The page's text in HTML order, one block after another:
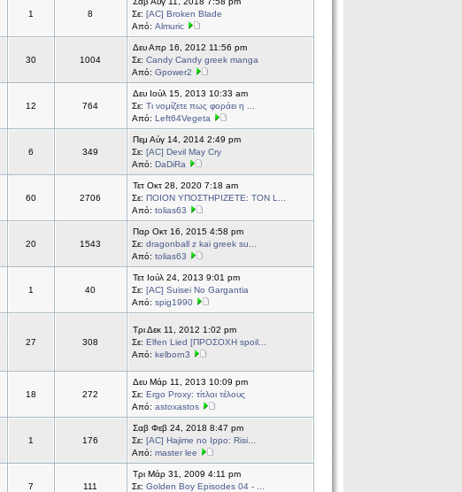
1 8
Σε: [AC] Broken Blade
Από: Almuric
30 1004
Δευ Απρ 16, 2012 11:56 pm
Σε: Candy Candy greek manga
Από: Gpower2
12 764
Δευ Ιούλ 15, 2013 10:33 am
Σε: Τι νομίζετε πως φοράει η ...
Από: Left64Vegeta
6 349
Πεμ Αύγ 14, 2014 2:49 pm
Σε: [AC] Devil May Cry
Από: DaDiRa
60 2706
Τετ Οκτ 28, 2020 7:18 am
Σε: ΠΟΙΟΝ ΥΠΟΣΤΗΡΙΖΕΤΕ: ΤΟΝ L...
Από: tolias63
20 1543
Παρ Οκτ 16, 2015 4:58 pm
Σε: dragonball z kai greek su...
Από: tolias63
1 40
Τετ Ιούλ 24, 2013 9:01 pm
Σε: [AC] Suisei No Gargantia
Από: spig1990
27 308
Τρι Δεκ 11, 2012 1:02 pm
Σε: Elfen Lied [ΠΡΟΣΟΧΗ spoil...
Από: kelborn3
18 272
Δευ Μάρ 11, 2013 10:09 pm
Σε: Ergo Proxy: τίτλοι τέλους
Από: astoxastos
1 176
Σαβ Φεβ 24, 2018 8:47 pm
Σε: [AC] Hajime no Ippo: Risi...
Από: master lee
7 111
Τρι Μάρ 31, 2009 4:11 pm
Σε: Golden Boy Episodes 04 - ...